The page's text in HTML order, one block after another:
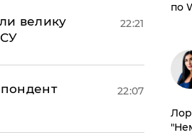
велику
22:21
22:07
по